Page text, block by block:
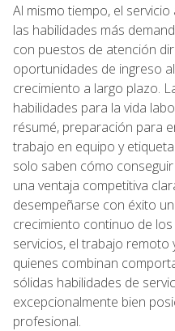
Al mismo tiempo, el
las habilidades más
con puestos de atención
oportunidades de ingreso
crecimiento a largo plazo.
habilidades para la vida
résumé, preparación para
trabajo en equipo y
solo saben cómo
una ventaja competitiva
desempeñarse con éxito
crecimiento continuo de
servicios, el trabajo remoto
quienes combinan
sólidas habilidades de
excepcionalmente bien
profesional.